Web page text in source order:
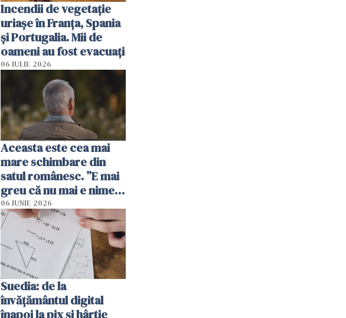
Incendii de vegetație
uriașe în Franța, Spania
și Portugalia. Mii de
oameni au fost evacuați
06 IULIE 2026
Aceasta este cea mai
mare schimbare din
satul românesc. ”E mai
greu că nu mai e nimeni
pe-aici, prin jur”
06 IUNIE 2026
Suedia: de la
învățământul digital
înapoi la pix și hârtie